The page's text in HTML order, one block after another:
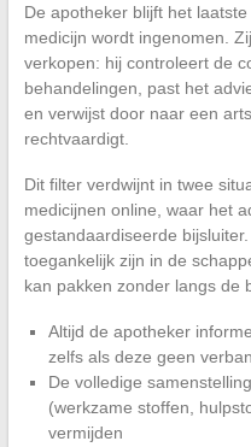
De apotheker blijft het
medicijn wordt ingenomen.
verkopen: hij controleert de
behandelingen, past het
en verwijst door naar een
rechtvaardigt.
Dit filter verdwijnt in twee
medicijnen online, waar het
gestandaardiseerde
toegankelijk zijn in de
kan pakken zonder langs de
Altijd de apotheker
zelfs als deze geen
De volledige
(werkzame stoffen,
vermijden